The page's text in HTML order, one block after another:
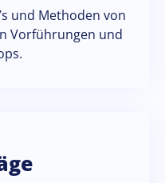
und Methoden von
Vorführungen und